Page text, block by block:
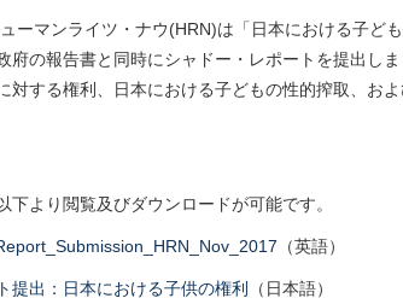
ーマンライツ・ナウ(HRN)は「日本における子ど
府の報告書と同時にシャドー・レポートを提出し
対する権利、日本における子どもの性的搾取、お
下より閲覧及びダウンロードが可能です。
（英語）
提出：日本における子供の権利 （日本語）